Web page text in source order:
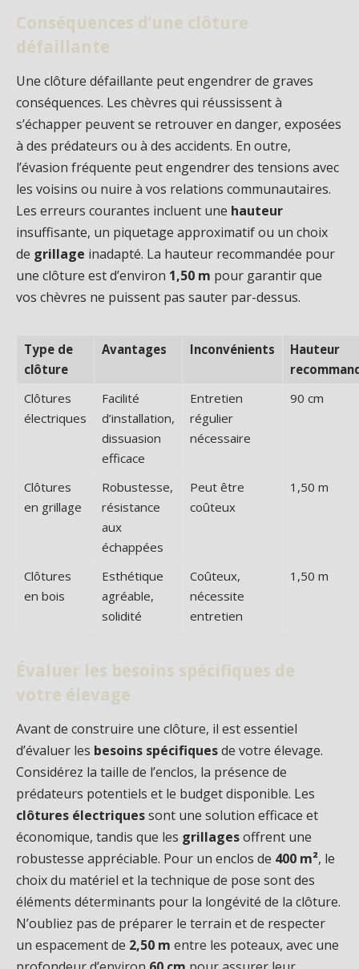
Conséquences d’une clôture
défaillante
Une clôture défaillante peut engendrer de graves
conséquences. Les chèvres qui réussissent à
s’échapper peuvent se retrouver en danger, exposées
à des prédateurs ou à des accidents. En outre,
l’évasion fréquente peut engendrer des tensions avec
les voisins ou nuire à vos relations communautaires.
Les erreurs courantes incluent une hauteur
insuffisante, un piquetage approximatif ou un choix
de grillage inadapté. La hauteur recommandée pour
une clôture est d’environ 1,50 m pour garantir que
vos chèvres ne puissent pas sauter par-dessus.
Type de
clôture
Avantages Inconvénients
Hauteur
Clôtures
électriques
Facilité
d’installation,
dissuasion
efficace
Entretien
régulier
nécessaire
90 cm
Clôtures
en grillage
Robustesse,
résistance
aux
échappées
Peut être
coûteux
1,50 m
Clôtures
en bois
Esthétique
agréable,
solidité
Coûteux,
nécessite
entretien
1,50 m
Évaluer les besoins spécifiques de
votre élevage
Avant de construire une clôture, il est essentiel
d’évaluer les besoins spécifiquesde votre élevage.
Considérez la taille de l’enclos, la présence de
prédateurs potentiels et le budget disponible. Les
clôtures électriquessont une solution efficace et
économique, tandis que les grillagesoffrent une
robustesse appréciable. Pour un enclos de 400 m², le
choix du matériel et la technique de pose sont des
éléments déterminants pour la longévité de la clôture.
N’oubliez pas de préparer le terrain et de respecter
un espacement de 2,50 m entre les poteaux, avec une